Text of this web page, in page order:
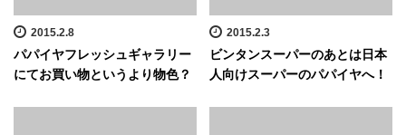
2015.2.8
パパイヤフレッシュギャラリー
にてお買い物というより物色？
2015.2.3
ビンタンスーパーのあとは日本
人向けスーパーのパパイヤへ！